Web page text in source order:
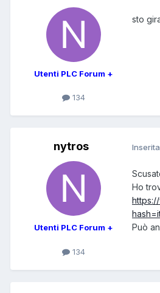
Utenti PLC Forum +
134
sto
nytros
Utenti PLC Forum +
134
Ho
Può